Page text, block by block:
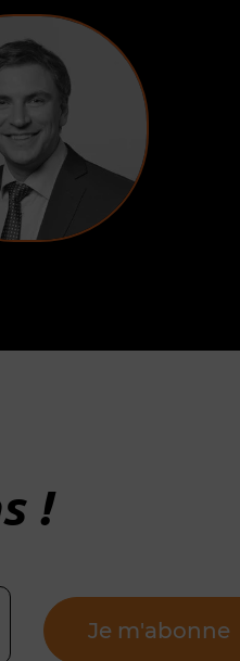
!
Je m'abonne